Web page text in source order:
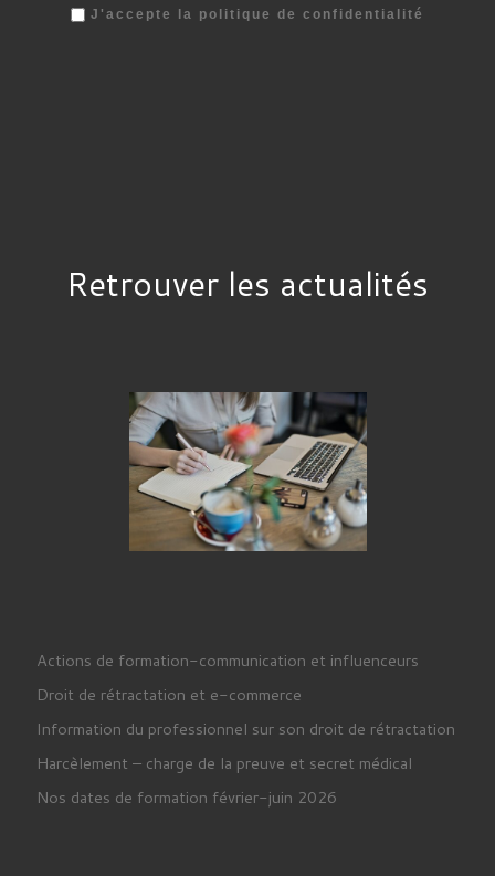
J'accepte la politique de confidentialité
Retrouver les actualités
Actions de formation-communication et influenceurs
Droit de rétractation et e-commerce
Information du professionnel sur son droit de rétractation
Harcèlement – charge de la preuve et secret médical
Nos dates de formation février-juin 2026